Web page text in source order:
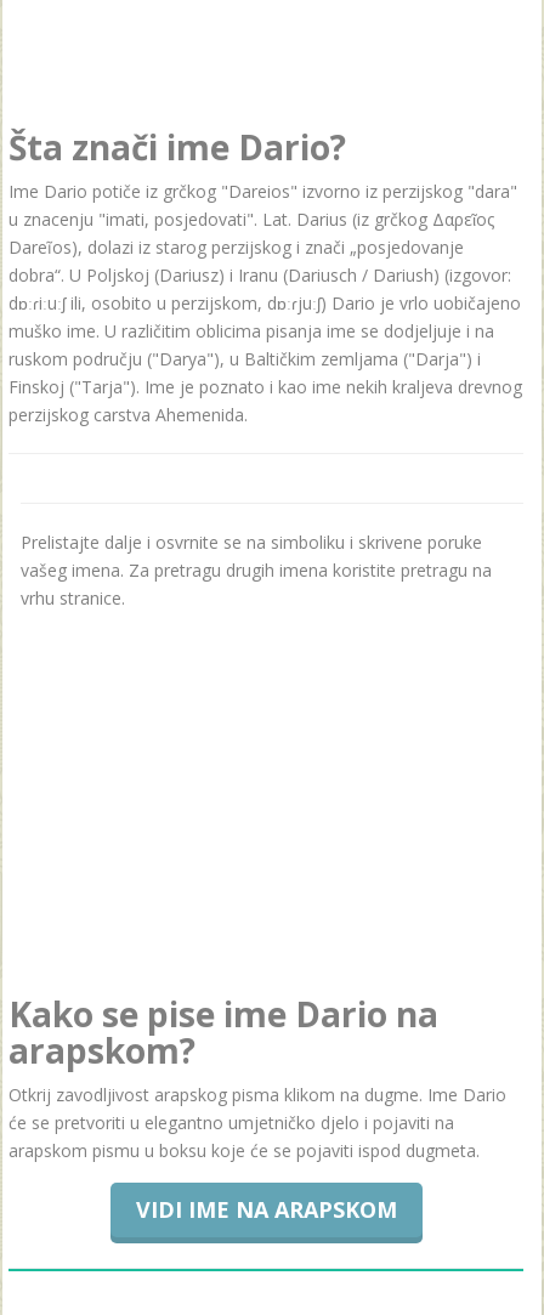
Šta znači ime Dario?
Ime Dario potiče iz grčkog "Dareios" izvorno iz perzijskog "dara"
u znacenju "imati, posjedovati". Lat. Darius (iz grčkog Δαρεῖος
Dareĩos), dolazi iz starog perzijskog i znači „posjedovanje
dobra“. U Poljskoj (Dariusz) i Iranu (Dariusch / Dariush) (izgovor:
dɒːɾiːuːʃ ili, osobito u perzijskom, dɒːɾjuːʃ) Dario je vrlo uobičajeno
muško ime. U različitim oblicima pisanja ime se dodjeljuje i na
ruskom području ("Darya"), u Baltičkim zemljama ("Darja") i
Finskoj ("Tarja"). Ime je poznato i kao ime nekih kraljeva drevnog
perzijskog carstva Ahemenida.
Prelistajte dalje i osvrnite se na simboliku i skrivene poruke
vašeg imena. Za pretragu drugih imena koristite pretragu na
vrhu stranice.
Kako se pise ime Dario na
arapskom?
Otkrij zavodljivost arapskog pisma klikom na dugme. Ime Dario
će se pretvoriti u elegantno umjetničko djelo i pojaviti na
arapskom pismu u boksu koje će se pojaviti ispod dugmeta.
VIDI IME NA ARAPSKOM